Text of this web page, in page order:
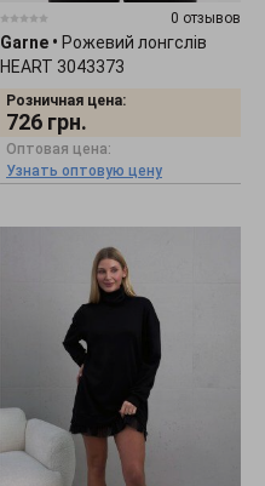
0 отзывов
Garne • Рожевий лонгслів
HEART 3043373
Розничная цена:
726 грн.
Оптовая цена:
Узнать оптовую цену